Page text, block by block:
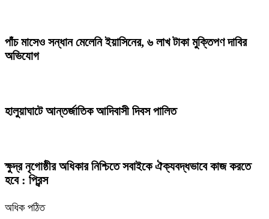
পাঁচ মাসেও সন্ধান মেলেনি ইয়াসিনের, ৬ লাখ টাকা মুক্তিপণ দাবির
অভিযোগ
হালুয়াঘাটে আন্তর্জাতিক আদিবাসী দিবস পালিত
ক্ষুদ্র নৃগোষ্ঠীর অধিকার নিশ্চিতে সবাইকে ঐক্যবদ্ধভাবে কাজ করতে
হবে : প্রিন্স
অধিক পঠিত